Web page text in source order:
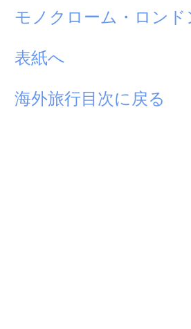
モノクローム・ロンド
表紙へ
海外旅行目次に戻る